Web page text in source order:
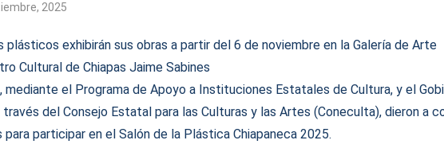
2025
exhibirán sus obras a partir del 6 de noviembre en la Galería de Arte
Cultural de Chiapas Jaime Sabines
mediante el Programa de Apoyo a Instituciones Estatales de Cultura, y el
través del Consejo Estatal para las Culturas y las Artes (Coneculta), dieron a
participar en el Salón de la Plástica Chiapaneca 2025.